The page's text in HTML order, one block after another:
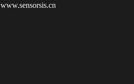
www.sensorsis.cn